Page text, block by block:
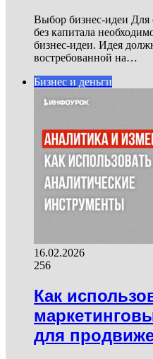
Выбор бизнес-идеи Для
без капитала
бизнес-идеи. Идея
востребованной на…
Бизнес и деньги
16.02.2026
256
Как
для